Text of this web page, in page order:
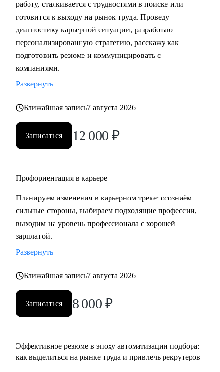
• Подготовка к собеседованию (скрининг с HR, финальное
с руководителем, опционально - подготовиться к
техническому собеседованию).
• Зарплатные переговоры (повышение или переговоры на
собеседовании).
сделать так, чтобы руководитель заметил и наконец начал
Кому могу помочь:
• Студентам бакалавриата/магистратуры/аспирантуры
технических направлений;
Digital, Образование);
• Middle и C-level менеджерам.
• Основные направления:
- IT (разработка, тестирование, администрирование,
информационная безопасность),
Компьютерное зрение,
- Digital (маркетологи, дизайнеры, исследователи,
редакторы, smm)
- Education Tech (Педагогические дизайнеры, методологи)
Про мой опыт:
работу, сталкивается с трудностями в поиске или
готовится к выходу на рынок труда. Проведу
диагностику карьерной ситуации, разработаю
персонализированную стратегию, расскажу как
подготовить резюме и коммуницировать с
компаниями.
Развернуть
Ближайшая запись7 августа 2026
Записаться 12 000 ₽
Профориентация в карьере
Планируем изменения в карьерном треке: осознаём
сильные стороны, выбираем подходящие профессии,
выходим на уровень профессионала с хорошей
зарплатой.
Развернуть
Ближайшая запись7 августа 2026
Записаться 8 000 ₽
Эффективное резюме в эпоху автоматизации подбора:
как выделиться на рынке труда и привлечь рекрутеров